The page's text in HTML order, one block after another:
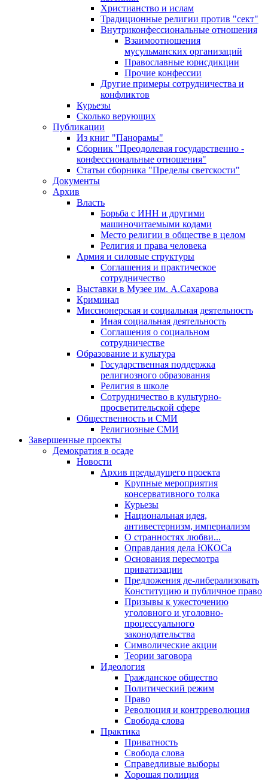
Христианство и ислам
Традиционные религии против "сект"
Внутриконфессиональные отношения
Взаимоотношения
мусульманских организаций
Православные юрисдикции
Прочие конфессии
Другие примеры сотрудничества и
конфликтов
Курьезы
Сколько верующих
Публикации
Из книг "Панорамы"
Сборник "Преодолевая государственно -
конфессиональные отношения"
Статьи сборника "Пределы светскости"
Документы
Архив
Власть
Борьба с ИНН и другими
машиночитаемыми кодами
Место религии в обществе в целом
Религия и права человека
Армия и силовые структуры
Соглашения и практическое
сотрудничество
Выставки в Музее им. А.Сахарова
Криминал
Миссионерская и социальная деятельность
Иная социальная деятельность
Соглашения о социальном
сотрудничестве
Образование и культура
Государственная поддержка
религиозного образования
Религия в школе
Сотрудничество в культурно-
просветительской сфере
Общественность и СМИ
Религиозные СМИ
Завершенные проекты
Демократия в осаде
Новости
Архив предыдущего проекта
Крупные мероприятия
консервативного толка
Курьезы
Национальная идея,
антивестернизм, империализм
О странностях любви...
Оправдания дела ЮКОСа
Основания пересмотра
приватизации
Предложения де-либерализовать
Конституцию и публичное право
Призывы к ужесточению
уголовного и уголовно-
процессуального
законодательства
Символические акции
Теории заговора
Идеология
Гражданское общество
Политический режим
Право
Революция и контрреволюция
Свобода слова
Практика
Приватность
Свобода слова
Справедливые выборы
Хорошая полиция